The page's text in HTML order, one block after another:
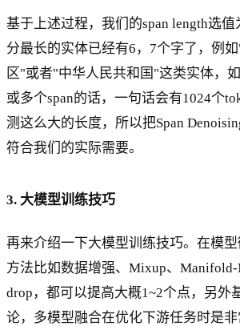
基于上述过程，我们的span length选
分最长的实体已经有6，7个字了，例
区"或者"中华人民共和国"这类实体，
或多个span的话，一句话会有1024个
测这么大的长度，所以把Span
符合我们的实际需要。
3. 大模型训练技巧
再来介绍一下大模型训练技巧。在模
方法比如数据增强、Mixup、
drop，都可以提高大概1~2个点，另外
论，多模型融合在优化下游任务时是